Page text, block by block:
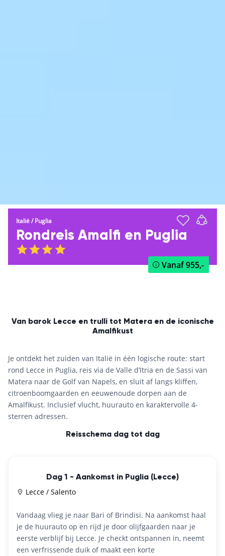
Italië/Puglia
Rondreis Amalfi en Puglia
Vanaf955,-
Van barok Lecce en trulli tot Matera en de iconische
Amalfikust
Je ontdekt het zuiden van Italië in één logische route: start
rond Lecce in Puglia, reis via de Valle d’Itria en de Sassi van
Matera naar de Golf van Napels, en sluit af langs kliffen,
citroenboomgaarden en eeuwenoude dorpen aan de
Amalfikust. Inclusief vlucht, huurauto en karaktervolle 4-
sterren adressen.
Reisschema dag tot dag
Dag 1 - Aankomst in Puglia (Lecce)
Lecce / Salento
Vandaag vlieg je naar Bari of Brindisi. Na aankomst haal
je de huurauto op en rijd je door olijfgaarden naar je
eerste verblijf bij Lecce. Je checkt ontspannen in, neemt
een verfrissende duik of maakt een korte